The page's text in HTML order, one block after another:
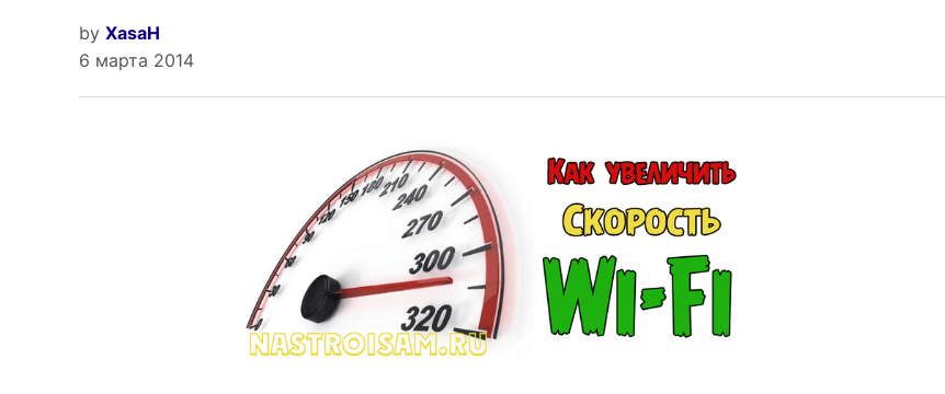
by XasaH
6 марта 2014